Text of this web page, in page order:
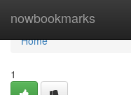
nowbookmarks
Home
Home
1